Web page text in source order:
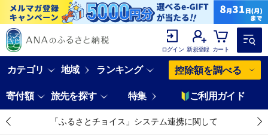
ログイン 新規登録 カート
カテゴリ 地域 ランキング 控除額を調べる
寄付額 旅先を探す 特集 ご利用ガイド
「ふるさとチョイス」システム連携に関して